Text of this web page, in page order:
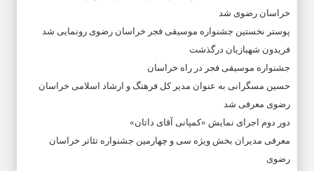
خراسان رضوی شد
پوستر نخستین جشنواره موسیقی فجر خراسان رضوی رونمایی شد
فریدون شهبازیان درگذشت
جشنواره موسیقی فجر در راه خراسان
حسین مسگرانی به عنوان مدیر کل فرهنگ و ارشاد اسلامی خراسان
رضوی معرفی شد
دور دوم اجرای نمایش «کمپانی آقای داتان»
معرفی مدیران بخش ویژه سی و چهارمین جشنواره تئاتر خراسان
رضوی